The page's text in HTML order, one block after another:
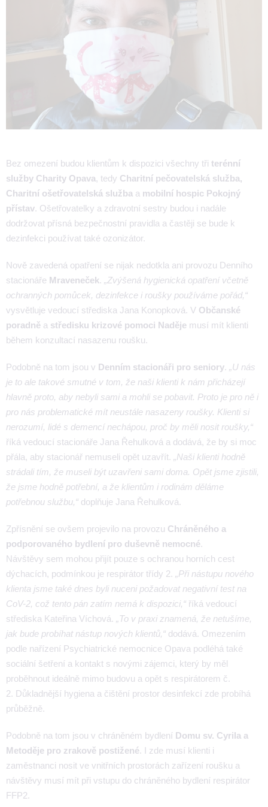
Bez omezení budou klientům k dispozici všechny tři terénní
služby Charity Opava, tedy Charitní pečovatelská služba,
Charitní ošetřovatelská služba a mobilní hospic Pokojný
přístav. Ošetřovatelky a zdravotní sestry budou i nadále
dodržovat přísná bezpečnostní pravidla a častěji se bude k
dezinfekci používat také ozonizátor.
Nově zavedená opatření se nijak nedotkla ani provozu Denního
stacionáře Mraveneček. „Zvýšená hygienická opatření včetně
ochranných pomůcek, dezinfekce i roušky používáme pořád,“
vysvětluje vedoucí střediska Jana Konopková. V Občanské
poradně a středisku krizové pomoci Naděje musí mít klienti
během konzultací nasazenu roušku.
Podobně na tom jsou v Denním stacionáři pro seniory. „U nás
je to ale takové smutné v tom, že naši klienti k nám přicházejí
hlavně proto, aby nebyli sami a mohli se pobavit. Proto je pro ně i
pro nás problematické mít neustále nasazeny roušky. Klienti si
nerozumí, lidé s demencí nechápou, proč by měli nosit roušky,“
říká vedoucí stacionáře Jana Řehulková a dodává, že by si moc
přála, aby stacionář nemuseli opět uzavřít. „Naši klienti hodně
strádali tím, že museli být uzavřeni sami doma. Opět jsme zjistili,
že jsme hodně potřební, a že klientům i rodinám děláme
potřebnou službu,“ doplňuje Jana Řehulková.
Zpřísnění se ovšem projevilo na provozu Chráněného a
podporovaného bydlení pro duševně nemocné.
Návštěvy sem mohou přijít pouze s ochranou horních cest
dýchacích, podmínkou je respirátor třídy 2. „Při nástupu nového
klienta jsme také dnes byli nuceni požadovat negativní test na
CoV-2, což tento pán zatím nemá k dispozici,“ říká vedoucí
střediska Kateřina Víchová. „To v praxi znamená, že netušíme,
jak bude probíhat nástup nových klientů,“ dodává. Omezením
podle nařízení Psychiatrické nemocnice Opava podléhá také
sociální šetření a kontakt s novými zájemci, který by měl
proběhnout ideálně mimo budovu a opět s respirátorem č.
2. Důkladnější hygiena a čištění prostor desinfekcí zde probíhá
průběžně.
Podobně na tom jsou v chráněném bydlení Domu sv. Cyrila a
Metoděje pro zrakově postižené. I zde musí klienti i
zaměstnanci nosit ve vnitřních prostorách zařízení roušku a
návštěvy musí mít při vstupu do chráněného bydlení respirátor
FFP2.